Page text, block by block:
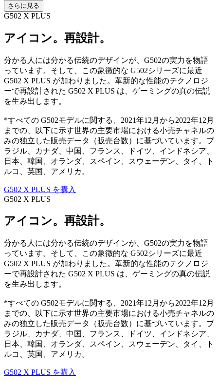
さらに見る
G502 X PLUS
アイコン。再設計。
分かる人には分かる伝統のデザインが、G502の実力を物語
っています。そして、この象徴的な G502シリーズに最近
G502 X PLUS が加わりました。革新的な性能のテクノロジ
ーで再設計された G502 X PLUS は、ゲーミングの真の伝説
を生み出します。
*すべての G502モデルに関する、2021年12月から2022年12月
までの、以下に示す世界の主要市場における小売チャネルの
みの独立した販売データ（販売台数）に基づいています。ブ
ラジル、カナダ、中国、フランス、ドイツ、インドネシア、
日本、韓国、オランダ、スペイン、スウェーデン、タイ、ト
ルコ、英国、アメリカ。
G502 X PLUS を購入
G502 X PLUS
アイコン。再設計。
分かる人には分かる伝統のデザインが、G502の実力を物語
っています。そして、この象徴的な G502シリーズに最近
G502 X PLUS が加わりました。革新的な性能のテクノロジ
ーで再設計された G502 X PLUS は、ゲーミングの真の伝説
を生み出します。
*すべての G502モデルに関する、2021年12月から2022年12月
までの、以下に示す世界の主要市場における小売チャネルの
みの独立した販売データ（販売台数）に基づいています。ブ
ラジル、カナダ、中国、フランス、ドイツ、インドネシア、
日本、韓国、オランダ、スペイン、スウェーデン、タイ、ト
ルコ、英国、アメリカ。
G502 X PLUS を購入